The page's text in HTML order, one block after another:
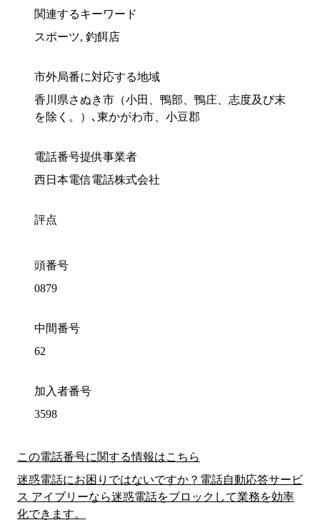
関連するキーワード
スポーツ, 釣餌店
市外局番に対応する地域
香川県さぬき市（小田、鴨部、鴨庄、志度及び末
を除く。）､東かがわ市、小豆郡
電話番号提供事業者
西日本電信電話株式会社
評点
頭番号
0879
中間番号
62
加入者番号
3598
この電話番号に関する情報はこちら
迷惑電話にお困りではないですか？電話自動応答サービ
ス アイブリーなら迷惑電話をブロックして業務を効率
化できます。